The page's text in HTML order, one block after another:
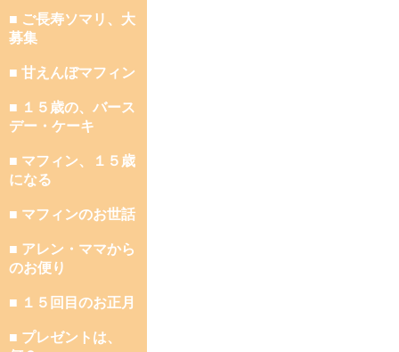
■ ご長寿ソマリ、大
募集
■ 甘えんぼマフィン
■ １５歳の、バース
デー・ケーキ
■ マフィン、１５歳
になる
■ マフィンのお世話
■ アレン・ママから
のお便り
■ １５回目のお正月
■ プレゼントは、